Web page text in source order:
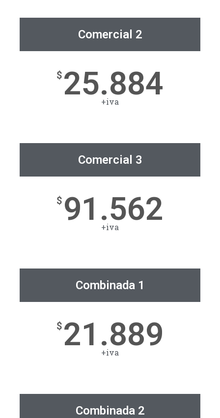
Comercial 2
$ 25.884
+iva
Comercial 3
$ 91.562
+iva
Combinada 1
$ 21.889
+iva
Combinada 2